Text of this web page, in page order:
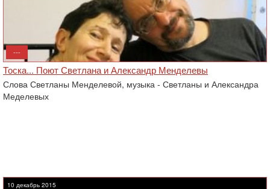
---
Тоска... Поют Светлана и Александр Менделевы
Слова Светланы Менделевой, музыка - Светланы и Александра
Меделевых
10 декабрь 2015